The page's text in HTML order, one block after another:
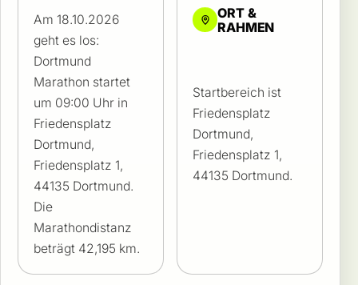
Am 18.10.2026
geht es los:
Dortmund
Marathon startet
um 09:00 Uhr in
Friedensplatz
Dortmund,
Friedensplatz 1,
44135 Dortmund.
Die
Marathondistanz
beträgt 42,195 km.
ORT &
RAHMEN
Startbereich ist
Friedensplatz
Dortmund,
Friedensplatz 1,
44135 Dortmund.